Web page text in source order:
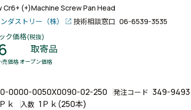
Cr6+ (+)Machine Screw Pan Head
ダストリー（株）
技術相談窓口 06-6539-3535
ク価格(税抜)
取寄品
売価格オープン価格
0000-0050X0090-02-250 発注コード 349-9493
ｋ 入数 1Ｐｋ(250本)